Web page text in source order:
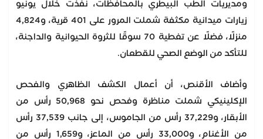
ومديريات الطب البيطري بالمحافظات، نفذت خلال يونيو
زيارات ميدانية مكثفة شملت المرور على 401 قرية، و4,824
منزلًا، فضلًا عن تغطية 70 سوقًا للثروة الحيوانية والداجنة،
للتأكد من الوضع الصحي للقطعان.
وأضاف الأقنص، أن أعمال الكشف الظاهري والفحص
الإكلينيكي شملت مناظرة وفحص نحو 50,968 رأس من
الأبقار، و37,229 رأس من الجاموس، إلى جانب 37,539 رأس
من الأغنام، و33,000 رأس من الماعز، و1,659 رأس من